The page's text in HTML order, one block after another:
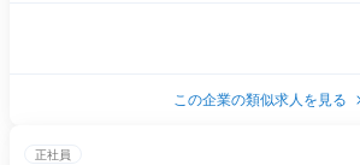
この企業の類似求人を見る
正社員